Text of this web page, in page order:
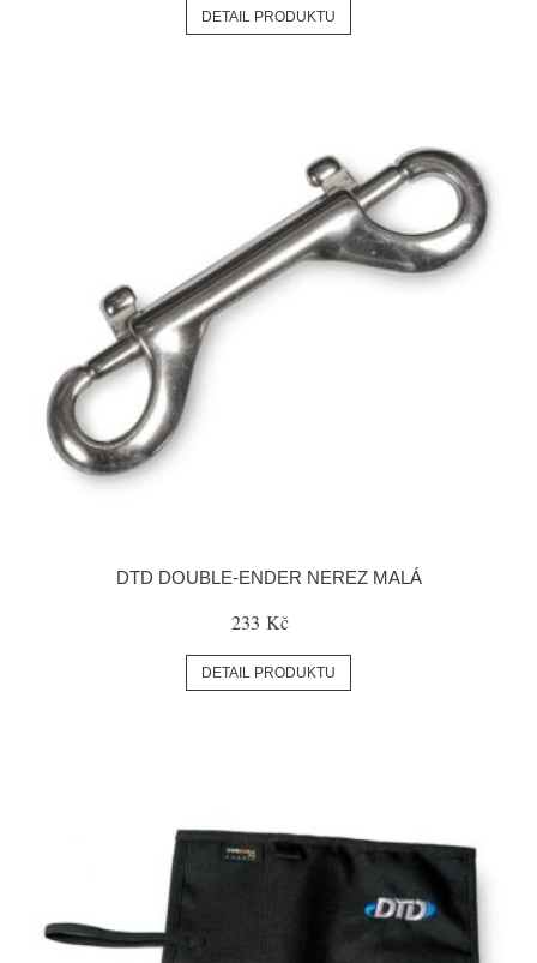
DETAIL PRODUKTU
DTD DOUBLE-ENDER NEREZ MALÁ
233 Kč
DETAIL PRODUKTU